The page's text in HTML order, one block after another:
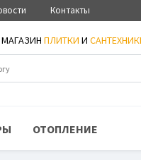
Контакты
ПЛИТКИ И
ОТОПЛЕНИЕ